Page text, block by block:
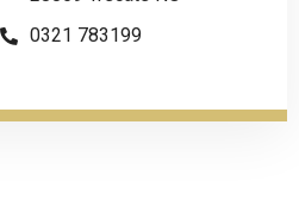
0321 783199